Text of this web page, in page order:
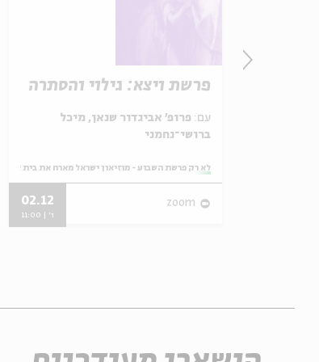
פרשת ויצא: גילוי והסתרה
עם: פרופ' אביגדור שנאן, מיכל
ברושי־נחמני
מתוך:
לא רק פרשת השבוע - מוזיאון ישראל מארח את בית אבי חי
zoom
02.12
ו' | 11:00